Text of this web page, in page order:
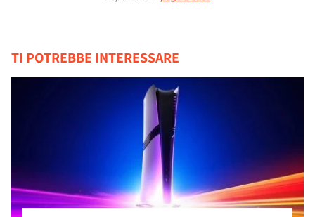
TI POTREBBE INTERESSARE